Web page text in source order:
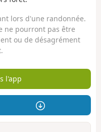
lors d'une randonnée.
ne pourront pas être
ou de désagrément
l'app